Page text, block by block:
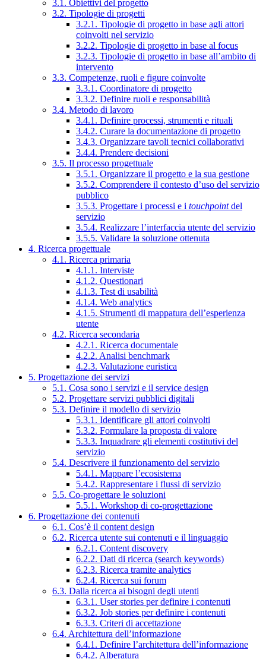
3.1. Obiettivi del progetto
3.2. Tipologie di progetti
3.2.1. Tipologie di progetto in base agli attori
coinvolti nel servizio
3.2.2. Tipologie di progetto in base al focus
3.2.3. Tipologie di progetto in base all’ambito di
intervento
3.3. Competenze, ruoli e figure coinvolte
3.3.1. Coordinatore di progetto
3.3.2. Definire ruoli e responsabilità
3.4. Metodo di lavoro
3.4.1. Definire processi, strumenti e rituali
3.4.2. Curare la documentazione di progetto
3.4.3. Organizzare tavoli tecnici collaborativi
3.4.4. Prendere decisioni
3.5. Il processo progettuale
3.5.1. Organizzare il progetto e la sua gestione
3.5.2. Comprendere il contesto d’uso del servizio
pubblico
3.5.3. Progettare i processi e i touchpointdel
servizio
3.5.4. Realizzare l’interfaccia utente del servizio
3.5.5. Validare la soluzione ottenuta
4. Ricerca progettuale
4.1. Ricerca primaria
4.1.1. Interviste
4.1.2. Questionari
4.1.3. Test di usabilità
4.1.4. Web analytics
4.1.5. Strumenti di mappatura dell’esperienza
utente
4.2. Ricerca secondaria
4.2.1. Ricerca documentale
4.2.2. Analisi benchmark
4.2.3. Valutazione euristica
5. Progettazione dei servizi
5.1. Cosa sono i servizi e il service design
5.2. Progettare servizi pubblici digitali
5.3. Definire il modello di servizio
5.3.1. Identificare gli attori coinvolti
5.3.2. Formulare la proposta di valore
5.3.3. Inquadrare gli elementi costitutivi del
servizio
5.4. Descrivere il funzionamento del servizio
5.4.1. Mappare l’ecosistema
5.4.2. Rappresentare i flussi di servizio
5.5. Co-progettare le soluzioni
5.5.1. Workshop di co-progettazione
6. Progettazione dei contenuti
6.1. Cos’è il content design
6.2. Ricerca utente sui contenuti e il linguaggio
6.2.1. Content discovery
6.2.2. Dati di ricerca (search keywords)
6.2.3. Ricerca tramite analytics
6.2.4. Ricerca sui forum
6.3. Dalla ricerca ai bisogni degli utenti
6.3.1. User stories per definire i contenuti
6.3.2. Job stories per definire i contenuti
6.3.3. Criteri di accettazione
6.4. Architettura dell’informazione
6.4.1. Definire l’architettura dell’informazione
6.4.2. Alberatura